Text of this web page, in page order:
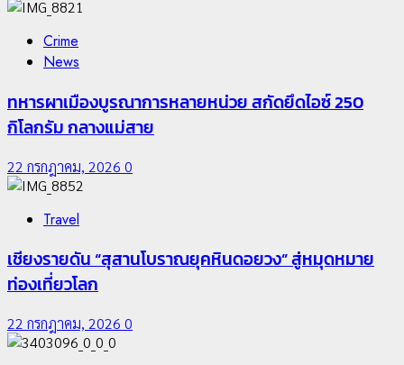
Crime
News
ทหารผาเมืองบูรณาการหลายหน่วย สกัดยึดไอซ์ 250
กิโลกรัม กลางแม่สาย
22 กรกฎาคม, 2026 0
Travel
เชียงรายดัน “สุสานโบราณยุคหินดอยวง” สู่หมุดหมาย
ท่องเที่ยวโลก
22 กรกฎาคม, 2026 0